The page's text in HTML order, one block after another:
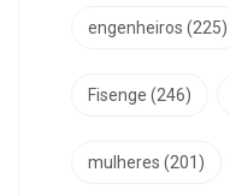
engenheiros (225)
Fisenge (246)
mulheres (201)